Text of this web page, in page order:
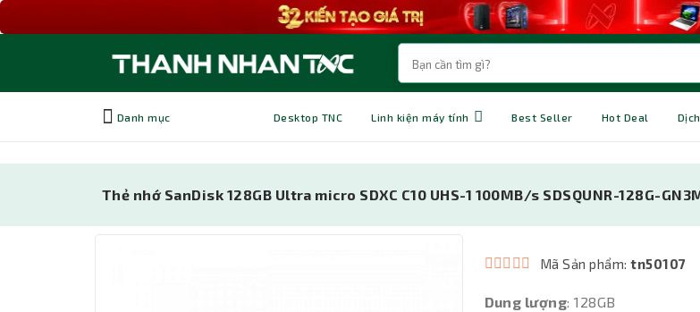
Danh mục Desktop TNC Linh kiện máy tính Best Seller Hot Deal
Thẻ nhớ SanDisk 128GB Ultra micro SDXC C10 UHS-1 100MB/s SDSQUNR-128G-
Mã Sản phẩm:tn50107
Dung lượng: 128GB